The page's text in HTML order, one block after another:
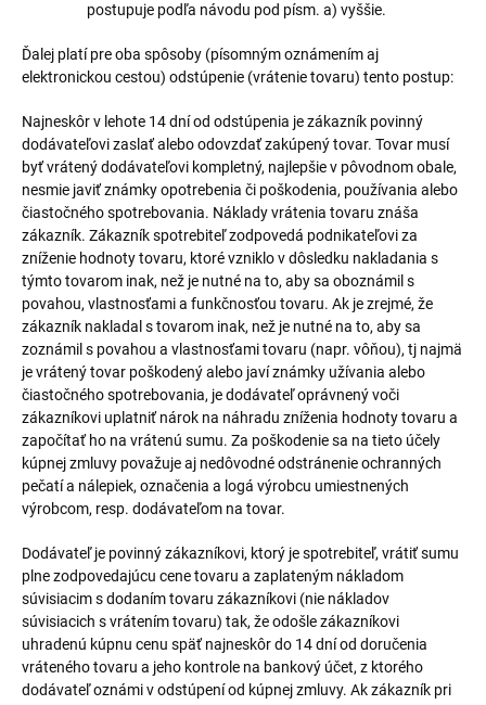
postupuje podľa návodu pod písm. a) vyššie.
Ďalej platí pre oba spôsoby (písomným oznámením aj
elektronickou cestou) odstúpenie (vrátenie tovaru) tento postup:
Najneskôr v lehote 14 dní od odstúpenia je zákazník povinný
dodávateľovi zaslať alebo odovzdať zakúpený tovar. Tovar musí
byť vrátený dodávateľovi kompletný, najlepšie v pôvodnom obale,
nesmie javiť známky opotrebenia či poškodenia, používania alebo
čiastočného spotrebovania. Náklady vrátenia tovaru znáša
zákazník. Zákazník spotrebiteľ zodpovedá podnikateľovi za
zníženie hodnoty tovaru, ktoré vzniklo v dôsledku nakladania s
týmto tovarom inak, než je nutné na to, aby sa oboznámil s
povahou, vlastnosťami a funkčnosťou tovaru. Ak je zrejmé, že
zákazník nakladal s tovarom inak, než je nutné na to, aby sa
zoznámil s povahou a vlastnosťami tovaru (napr. vôňou), tj najmä
je vrátený tovar poškodený alebo javí známky užívania alebo
čiastočného spotrebovania, je dodávateľ oprávnený voči
zákazníkovi uplatniť nárok na náhradu zníženia hodnoty tovaru a
započítať ho na vrátenú sumu. Za poškodenie sa na tieto účely
kúpnej zmluvy považuje aj nedôvodné odstránenie ochranných
pečatí a nálepiek, označenia a logá výrobcu umiestnených
výrobcom, resp. dodávateľom na tovar.
Dodávateľ je povinný zákazníkovi, ktorý je spotrebiteľ, vrátiť sumu
plne zodpovedajúcu cene tovaru a zaplateným nákladom
súvisiacim s dodaním tovaru zákazníkovi (nie nákladov
súvisiacich s vrátením tovaru) tak, že odošle zákazníkovi
uhradenú kúpnu cenu späť najneskôr do 14 dní od doručenia
vráteného tovaru a jeho kontrole na bankový účet, z ktorého
dodávateľ oznámi v odstúpení od kúpnej zmluvy. Ak zákazník pri